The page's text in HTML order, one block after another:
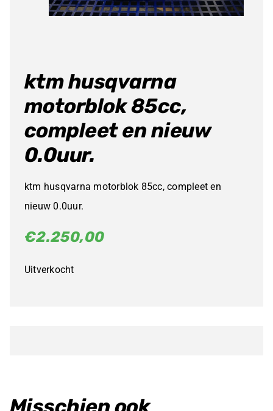
ktm husqvarna
motorblok 85cc,
compleet en nieuw
0.0uur.
ktm husqvarna motorblok 85cc, compleet en
nieuw 0.0uur.
€2.250,00
Uitverkocht